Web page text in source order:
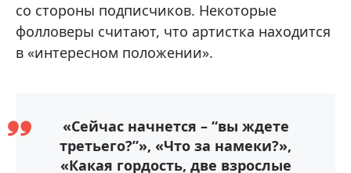
со стороны подписчиков. Некоторые
фолловеры считают, что артистка находится
в «интересном положении».
«Сейчас начнется – “вы ждете
третьего?”», «Что за намеки?»,
«Какая гордость, две взрослые